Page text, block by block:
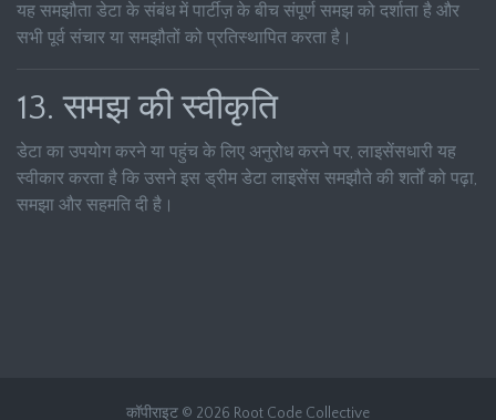
यह समझौता डेटा के संबंध में पार्टीज़ के बीच संपूर्ण समझ को दर्शाता है और
सभी पूर्व संचार या समझौतों को प्रतिस्थापित करता है।
13. समझ की स्वीकृति
डेटा का उपयोग करने या पहुंच के लिए अनुरोध करने पर, लाइसेंसधारी यह
स्वीकार करता है कि उसने इस ड्रीम डेटा लाइसेंस समझौते की शर्तों को पढ़ा,
समझा और सहमति दी है।
कॉपीराइट © 2026 Root Code Collective